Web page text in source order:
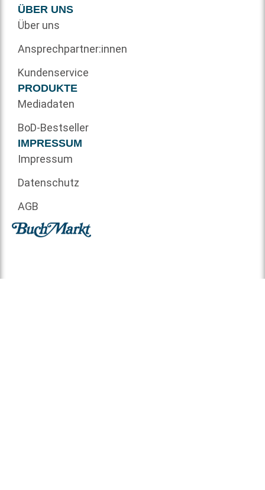
ÜBER UNS
Über uns
Ansprechpartner:innen
Kundenservice
PRODUKTE
Mediadaten
BoD-Bestseller
IMPRESSUM
Impressum
Datenschutz
AGB